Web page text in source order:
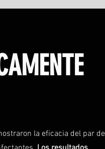
la eficacia del par de